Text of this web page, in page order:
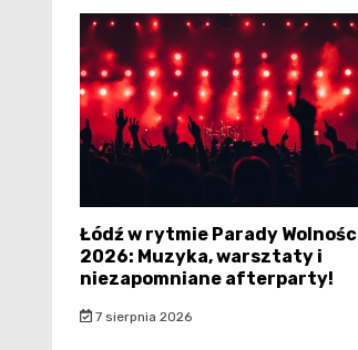
Łódź w rytmie Parady
2026: Muzyka, warsztaty i
niezapomniane afterparty!
7 sierpnia 2026